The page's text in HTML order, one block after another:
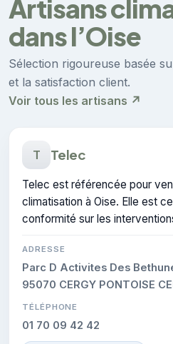
Artisans
dans l’Oise
Sélection rigoureuse basée
et la satisfaction client.
Voir tous les artisans ↗
T Telec
Telec est référencée pour
climatisation à Oise. Elle est
conformité sur les
ADRESSE
Parc D Activites Des
95070 CERGY PONTOISE
TÉLÉPHONE
01 70 09 42 42